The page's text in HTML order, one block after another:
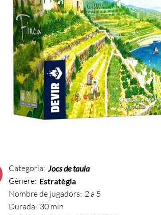
Categoria: Jocs de taula
Gènere: Estratègia
Nombre de jugadors: 2 a 5
Durada: 30 min